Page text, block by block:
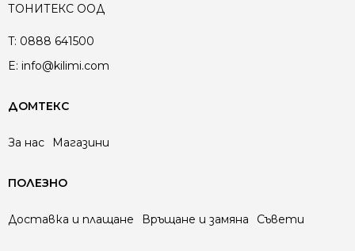
ТОНИТЕКС ООД
T: 0888 641500
E: info@kilimi.com
ДОМТЕКС
За нас Магазини
ПОЛЕЗНО
Доставка и плащане Връщане и замяна Съвети